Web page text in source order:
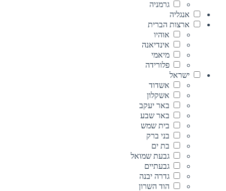
גרמניה
אנגליה
ארצות הברית
אוהיו
אינדיאנה
מיאמי
פלורידה
ישראל
אשדוד
אשקלון
באר יעקב
באר שבע
בית שמש
בני ברק
בת ים
גבעת שמואל
גבעתיים
גדרה יבנה
הוד השרון